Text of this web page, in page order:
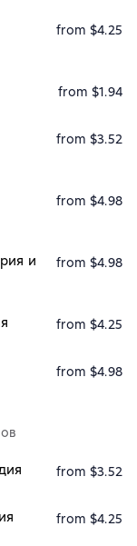
from $4.25
from $1.94
from $3.52
from $4.98
и
from $4.98
from $4.25
from $4.98
from $3.52
from $4.25